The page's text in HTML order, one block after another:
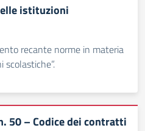
istituzioni
recante norme in materia
50 – Codice dei contratti